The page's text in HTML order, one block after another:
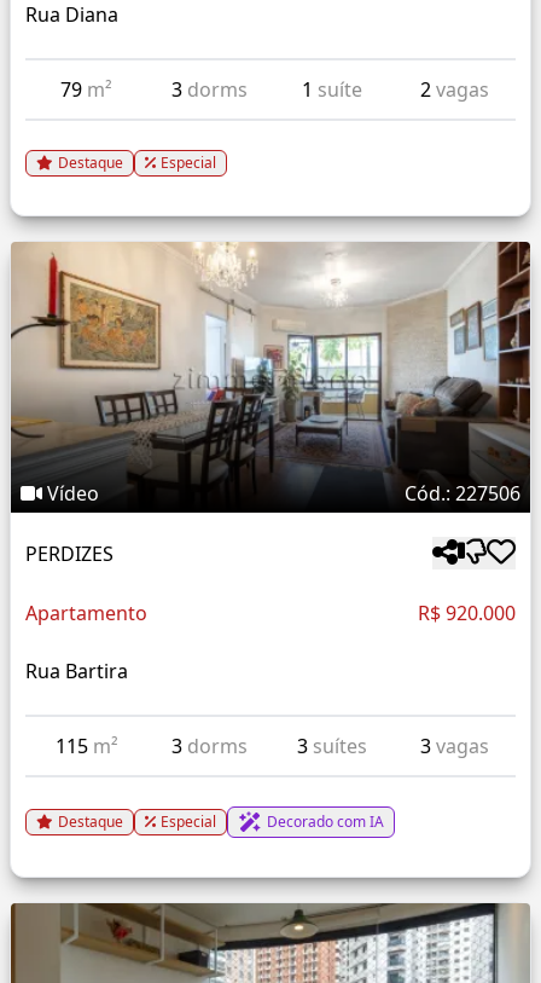
Rua Diana
79 m² 3 dorms 1 suíte 2vagas
Destaque Especial
Vídeo Cód.: 227506
PERDIZES
Apartamento R$ 920.000
Rua Bartira
115 m² 3 dorms 3 suítes 3vagas
Destaque Especial Decorado com IA